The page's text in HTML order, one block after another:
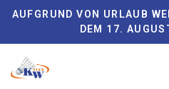
AUFGRUND VON URLAUB
DEM 17.